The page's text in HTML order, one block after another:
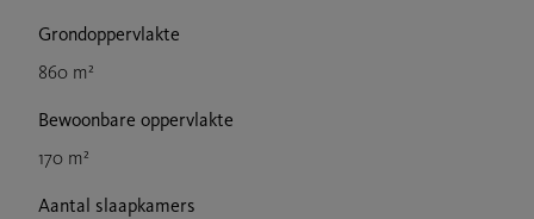
Grondoppervlakte
860 m²
Bewoonbare oppervlakte
170 m²
Aantal slaapkamers